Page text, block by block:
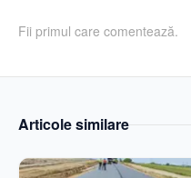
Fii primul care comentează.
Articole similare